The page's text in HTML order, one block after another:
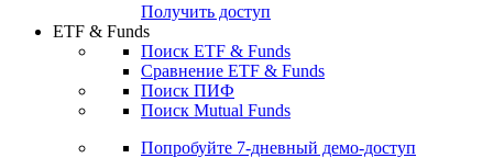
Получить доступ
ETF & Funds
Поиск ETF & Funds
Сравнение ETF & Funds
Поиск ПИФ
Поиск Mutual Funds
Попробуйте 7-дневный демо-доступ